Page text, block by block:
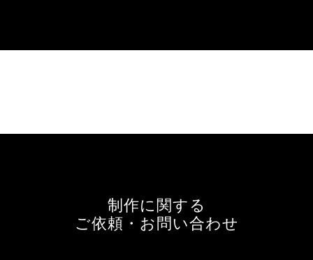
制作に関する
ご依頼・お問い合わせ